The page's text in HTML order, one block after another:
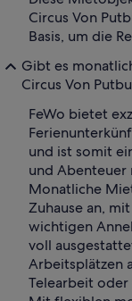
Circus Von
Basis, um die
Gibt es
Circus Von
FeWo bietet
und ist somit
und Abenteuer
Monatliche
Zuhause an,
wichtigen
voll
Arbeitsplätzen
Telearbeit